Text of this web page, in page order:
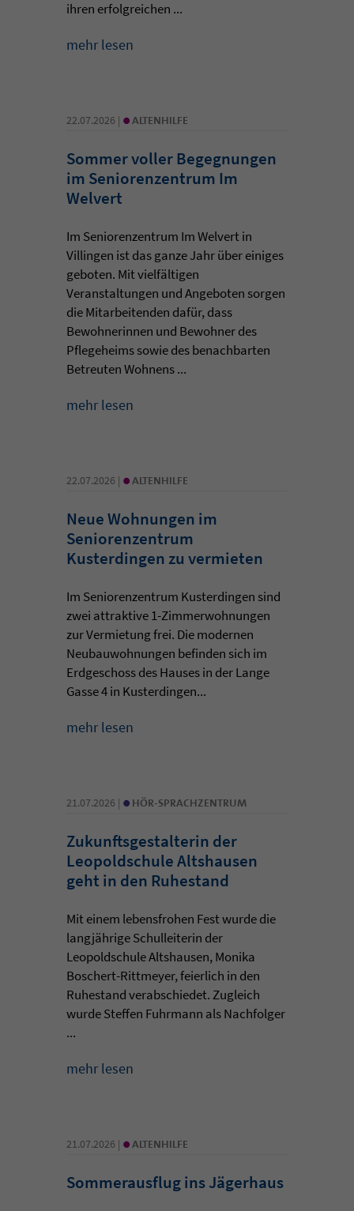
ihren erfolgreichen ...
mehr lesen
22.07.2026 | • ALTENHILFE
Sommer voller Begegnungen
im Seniorenzentrum Im
Welvert
Im Seniorenzentrum Im Welvert in
Villingen ist das ganze Jahr über einiges
geboten. Mit vielfältigen
Veranstaltungen und Angeboten sorgen
die Mitarbeitenden dafür, dass
Bewohnerinnen und Bewohner des
Pflegeheims sowie des benachbarten
Betreuten Wohnens ...
mehr lesen
22.07.2026 | • ALTENHILFE
Neue Wohnungen im
Seniorenzentrum
Kusterdingen zu vermieten
Im Seniorenzentrum Kusterdingen sind
zwei attraktive 1-Zimmerwohnungen
zur Vermietung frei. Die modernen
Neubauwohnungen befinden sich im
Erdgeschoss des Hauses in der Lange
Gasse 4 in Kusterdingen...
mehr lesen
21.07.2026 | • HÖR-SPRACHZENTRUM
Zukunftsgestalterin der
Leopoldschule Altshausen
geht in den Ruhestand
Mit einem lebensfrohen Fest wurde die
langjährige Schulleiterin der
Leopoldschule Altshausen, Monika
Boschert-Rittmeyer, feierlich in den
Ruhestand verabschiedet. Zugleich
wurde Steffen Fuhrmann als Nachfolger
...
mehr lesen
21.07.2026 | • ALTENHILFE
Sommerausflug ins Jägerhaus